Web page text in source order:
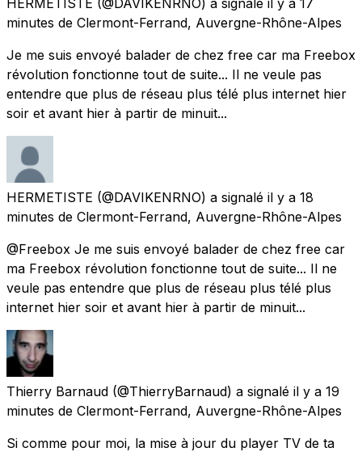
minutes de Clermont-Ferrand, Auvergne-Rhône-Alpes
Je me suis envoyé balader de chez free car ma Freebox
révolution fonctionne tout de suite... Il ne veule pas
entendre que plus de réseau plus télé plus internet hier
soir et avant hier à partir de minuit...
HERMETISTE (@DAVIKENRNO) a signalé il y a 18
minutes de Clermont-Ferrand, Auvergne-Rhône-Alpes
@Freebox Je me suis envoyé balader de chez free car
ma Freebox révolution fonctionne tout de suite... Il ne
veule pas entendre que plus de réseau plus télé plus
internet hier soir et avant hier à partir de minuit...
Thierry Barnaud (@ThierryBarnaud) a signalé il y a 19
minutes de Clermont-Ferrand, Auvergne-Rhône-Alpes
Si comme pour moi, la mise à jour du player TV de ta